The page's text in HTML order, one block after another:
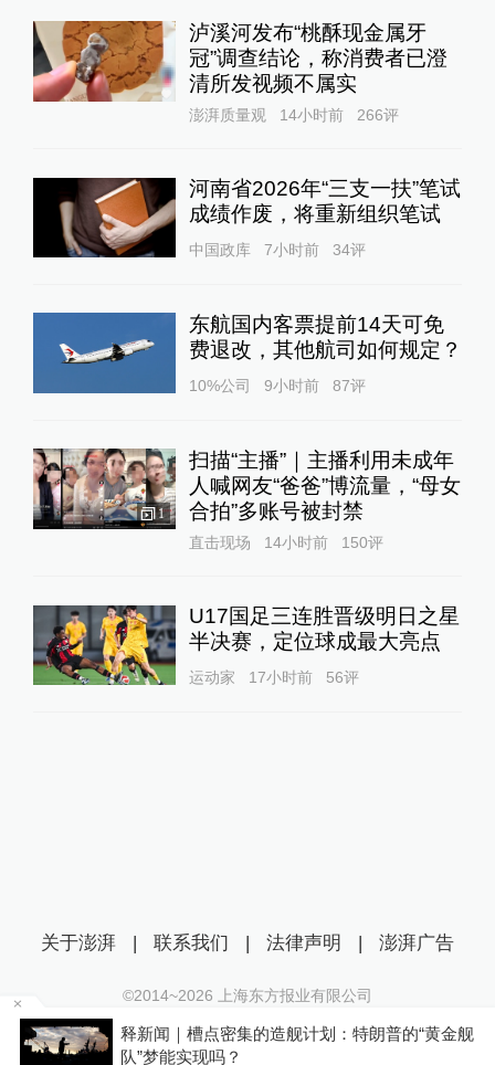
泸溪河发布“桃酥现金属牙
冠”调查结论，称消费者已澄
清所发视频不属实
澎湃质量观 14小时前 266评
河南省2026年“三支一扶”笔试
成绩作废，将重新组织笔试
中国政库 7小时前 34评
东航国内客票提前14天可免
费退改，其他航司如何规定？
10%公司 9小时前 87评
1
扫描“主播”｜主播利用未成年
人喊网友“爸爸”博流量，“母女
合拍”多账号被封禁
直击现场 14小时前 150评
U17国足三连胜晋级明日之星
半决赛，定位球成最大亮点
运动家 17小时前 56评
释新闻｜槽点密集的造舰计划：特朗普的“黄金舰
队”梦能实现吗？
关于澎湃 | 联系我们 | 法律声明 | 澎湃广告
©2014~2026 上海东方报业有限公司
沪ICP证：沪B2-20170116 | 沪ICP备14003370号
互联网新闻信息服务许可证：31120170006